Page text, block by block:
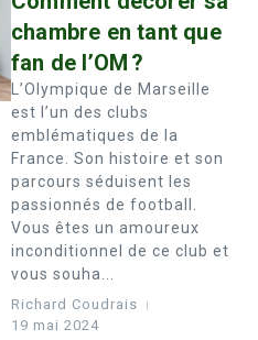
chambre en tant que
fan de l’OM ?
L’Olympique de Marseille
est l’un des clubs
emblématiques de la
France. Son histoire et son
parcours séduisent les
passionnés de football.
Vous êtes un amoureux
inconditionnel de ce club et
vous souha...
Richard Coudrais
19 mai 2024